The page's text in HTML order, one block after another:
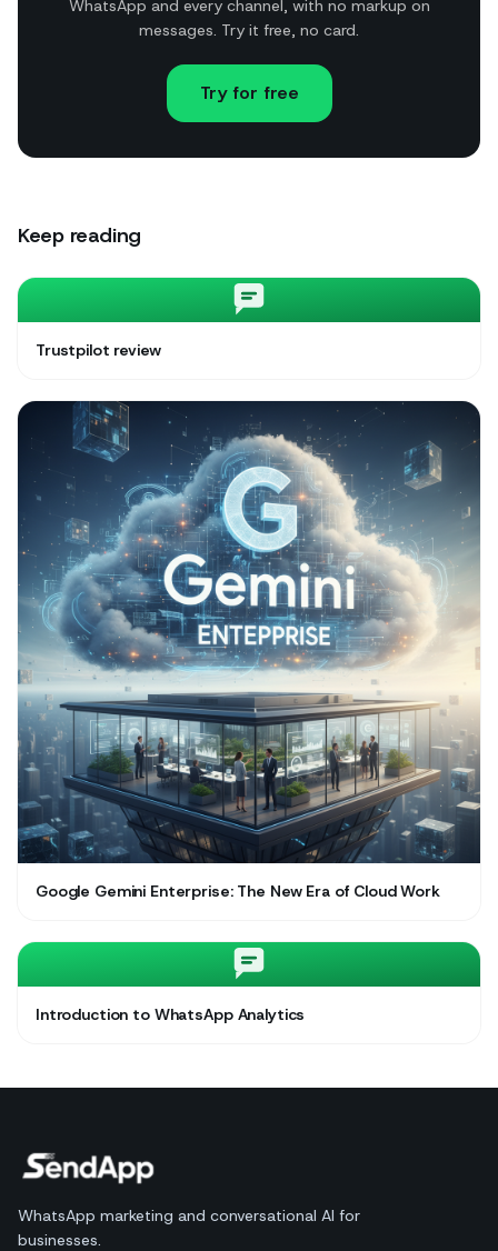
WhatsApp and every channel, with no markup on
messages. Try it free, no card.
Try for free
Keep reading
Trustpilot review
Google Gemini Enterprise: The New Era of Cloud Work
Introduction to WhatsApp Analytics
WhatsApp marketing and conversational AI for
businesses.